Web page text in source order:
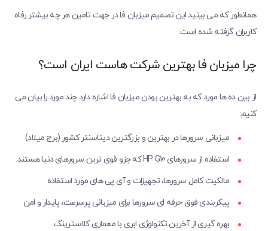
همانطور که می بینید این تصمیم میزبان فا در جهت تامین هر چه بیشتر رفاه
کاربران گرفته شده است.
چرا میزبان فا بهترین شرکت هاست ایران است؟
از بین ده ها مورد که به بهترین بودن میزبان فا اشاره دارد چند مورد را بیان می
کنیم:
میزبانی سرورها در بهترین و بزرگترین دیتاسنتر کشور (برج میلاد)
استفاده از سرورهای HP G10 که جزو قوی ترین سرورهای دنیا هستند.
مالکیت کامل سرورها، تجهیزات و آی پی های مورد استفاده
پیکربندی فوق حرفه ای سرورها برای میزبانی پرسرعت، پایدار و امن
بهره گیری از آخرین تکنولوژی ابری با معماری کلاسترینگ